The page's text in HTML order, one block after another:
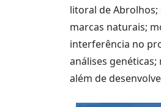
litoral de Abrolhos;
marcas naturais;
interferência no
análises
além de